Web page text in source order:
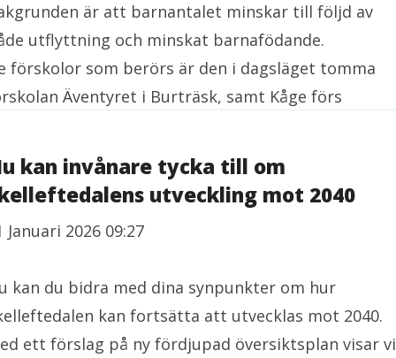
är att barnantalet minskar till följd av
utflyttning och minskat barnafödande.
förskolor som berörs är den i dagsläget tomma
Äventyret i Burträsk, samt Kåge förs
kan invånare tycka till om
utveckling mot 2040
Januari 2026 09:27
kan du bidra med dina synpunkter om hur
kan fortsätta att utvecklas mot 2040.
ett förslag på ny fördjupad översiktsplan visar vi